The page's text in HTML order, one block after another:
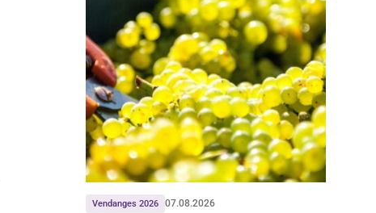
Vendanges 2026 07.08.2026